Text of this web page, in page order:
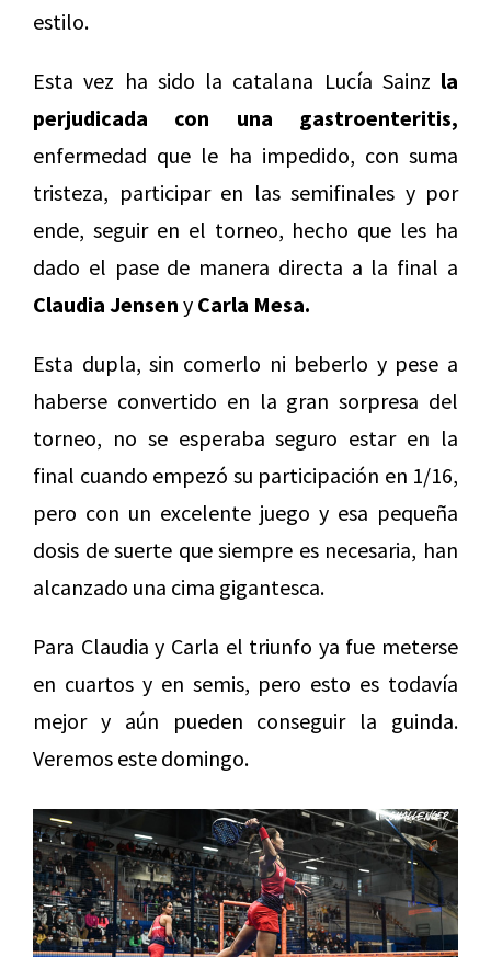
estilo.
Esta vez ha sido la catalana Lucía Sainz la
perjudicada con una gastroenteritis,
enfermedad que le ha impedido, con suma
tristeza, participar en las semifinales y por
ende, seguir en el torneo, hecho que les ha
dado el pase de manera directa a la final a
Claudia Jensen y Carla Mesa.
Esta dupla, sin comerlo ni beberlo y pese a
haberse convertido en la gran sorpresa del
torneo, no se esperaba seguro estar en la
final cuando empezó su participación en 1/16,
pero con un excelente juego y esa pequeña
dosis de suerte que siempre es necesaria, han
alcanzado una cima gigantesca.
Para Claudia y Carla el triunfo ya fue meterse
en cuartos y en semis, pero esto es todavía
mejor y aún pueden conseguir la guinda.
Veremos este domingo.